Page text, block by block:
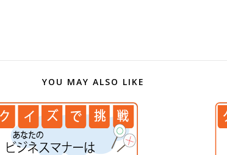
YOU MAY ALSO LIKE